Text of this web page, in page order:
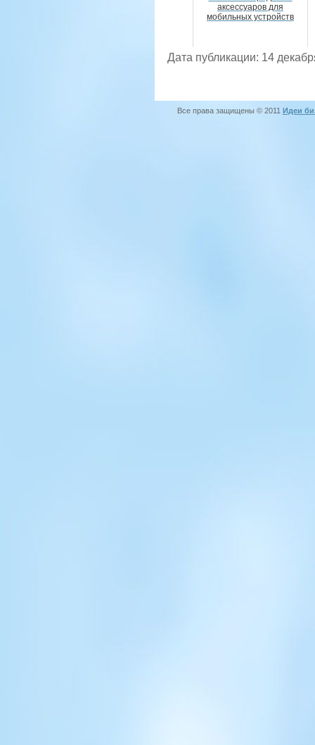
аксессуаров для
мобильных устройств
Дата публикации: 14
Все права защищены © 2011 Идеи